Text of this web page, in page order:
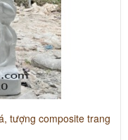
tượng composite trang